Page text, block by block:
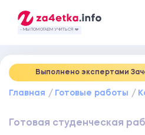
- МЫ ПОМОГАЕМ УЧИТЬСЯ ❤️
Выполнено экспертами
Главная Готовые работы
Готовая студенческая